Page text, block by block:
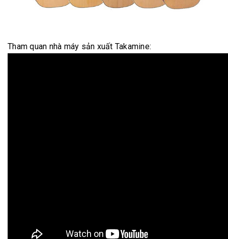
Tham quan nhà máy sản xuất Takamine: